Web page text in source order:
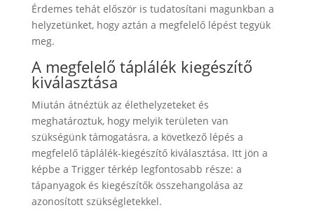
Érdemes tehát először is tudatosítani magunkban a
helyzetünket, hogy aztán a megfelelő lépést tegyük
meg.
A megfelelő táplálék kiegészítő
kiválasztása
Miután átnéztük az élethelyzeteket és
meghatároztuk, hogy melyik területen van
szükségünk támogatásra, a következő lépés a
megfelelő táplálék-kiegészítő kiválasztása. Itt jön a
képbe a Trigger térkép legfontosabb része: a
tápanyagok és kiegészítők összehangolása az
azonosított szükségletekkel.